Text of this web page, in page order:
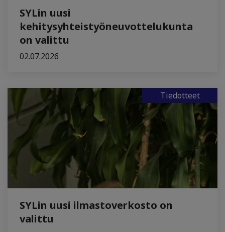
SYLin uusi
kehitysyhteistyöneuvottelukunta
on valittu
02.07.2026
Tiedotteet
SYLin uusi ilmastoverkosto on
valittu